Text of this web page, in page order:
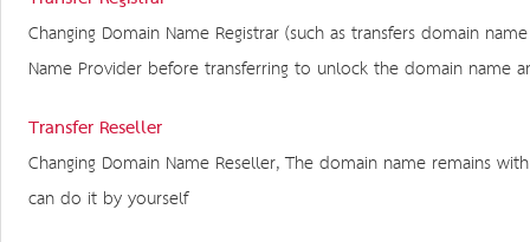
Changing Domain Name Registrar (such as transfers domain
Name Provider before transferring to unlock the domain name
Transfer Reseller
Changing Domain Name Reseller, The domain name remains
can do it by yourself